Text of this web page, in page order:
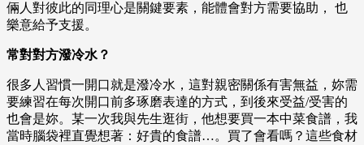
倆人對彼此的同理心是關鍵要素，能體會對方需要協助， 也
樂意給予支援。
常對對方潑冷水？
很多人習慣一開口就是潑冷水，這對親密關係有害無益，妳需
要練習在每次開口前多琢磨表達的方式，到後來受益/受害的
也會是妳。某一次我與先生逛街，他想要買一本中菜食譜，我
當時腦袋裡直覺想著：好貴的食譜…。買了會看嗎？這些食材